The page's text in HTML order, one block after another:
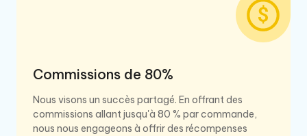
Commissions de 80%
Nous visons un succès partagé. En offrant des
commissions allant jusqu'à 80 % par commande,
nous nous engageons à offrir des récompenses